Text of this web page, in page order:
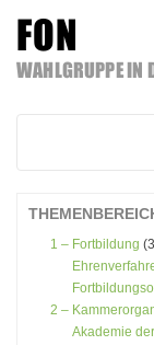
FON
WAHLGRUPPE IN
Inhalt
1 – Fortbildung
2 –
Akademie